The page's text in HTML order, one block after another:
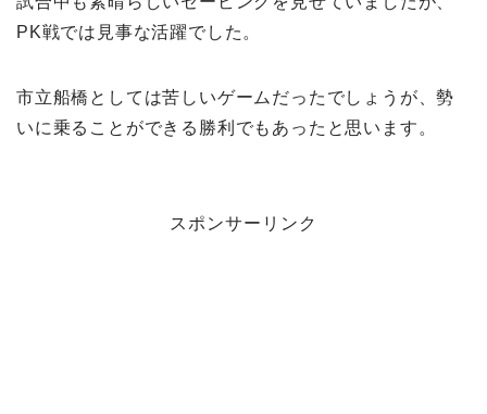
PK戦では見事な活躍でした。
市立船橋としては苦しいゲームだったでしょうが、勢
いに乗ることができる勝利でもあったと思います。
スポンサーリンク